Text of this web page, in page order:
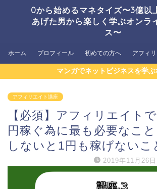
0から始めるマネタイズ〜3億以
あげた男から楽しく学ぶオンラ
ス〜
ホーム プロフィール 初めての方へ アフィ
マンガでネットビジネスを学ぶ
アフィリエイト講座
【必須】アフィリエイト
円稼ぐ為に最も必要なこ
しないと1円も稼げないこ
2019年11月26日